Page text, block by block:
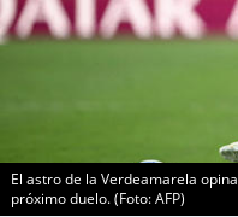
El astro de la Verdeamarela
próximo duelo. (Foto: AFP)